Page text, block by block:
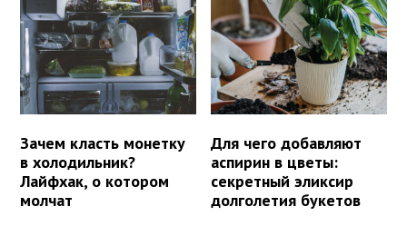
Зачем класть монетку
в холодильник?
Лайфхак, о котором
молчат
Для чего добавляют
аспирин в цветы:
секретный эликсир
долголетия букетов